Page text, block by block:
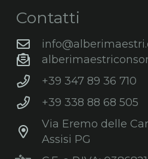
Contatti
+39 347 89 36 710
+39 338 88 68 505
Via Eremo delle
Assisi PG